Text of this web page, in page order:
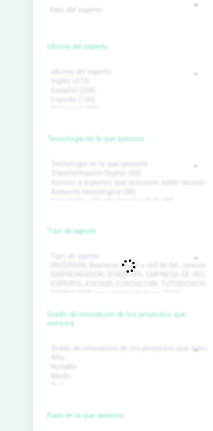
Idioma del experto
Tecnología en la que asesora
Tipo de agente
Grado de innovación de los proyectos que
asesora
Fase en la que asesora